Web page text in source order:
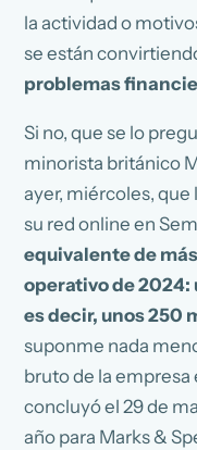
la actividad o
se están
problemas
Si no, que se lo
minorista británico
ayer, miércoles, que
su red online en
equivalente de
operativo de
es decir, unos 250
suponme nada
bruto de la empresa
concluyó el 29 de
año para Marks &